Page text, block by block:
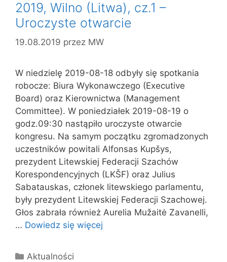
2019, Wilno (Litwa), cz.1 –
Uroczyste otwarcie
19.08.2019 przez MW
W niedzielę 2019-08-18 odbyły się spotkania
robocze: Biura Wykonawczego (Executive
Board) oraz Kierownictwa (Management
Committee). W poniedziałek 2019-08-19 o
godz.09:30 nastąpiło uroczyste otwarcie
kongresu. Na samym początku zgromadzonych
uczestników powitali Alfonsas Kupšys,
prezydent Litewskiej Federacji Szachów
Korespondencyjnych (LKŠF) oraz Julius
Sabatauskas, członek litewskiego parlamentu,
były prezydent Litewskiej Federacji Szachowej.
Głos zabrała również Aurelia Mužaitė Zavanelli,
… Dowiedz się więcej
Kategorie
Aktualności